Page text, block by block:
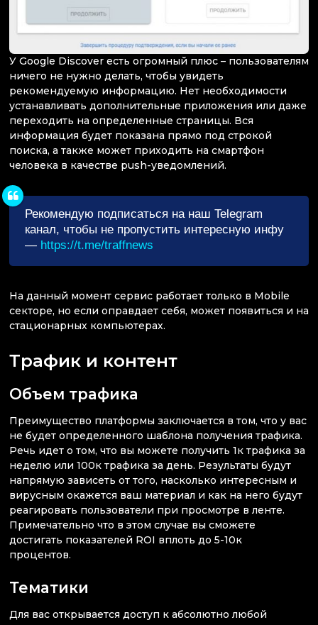
У Google Discover есть огромный плюс – пользователям
ничего не нужно делать, чтобы увидеть
рекомендуемую информацию. Нет необходимости
устанавливать дополнительные приложения или даже
переходить на определенные страницы. Вся
информация будет показана прямо под строкой
поиска, а также может приходить на смартфон
человека в качестве push-уведомлений.
Рекомендую подписаться на наш Telegram
канал, чтобы не пропустить интересную инфу
— https://t.me/traffnews
На данный момент сервис работает только в Mobile
секторе, но если оправдает себя, может появиться и на
стационарных компьютерах.
Трафик и контент
Объем трафика
Преимущество платформы заключается в том, что у вас
не будет определенного шаблона получения трафика.
Речь идет о том, что вы можете получить 1к трафика за
неделю или 100к трафика за день. Результаты будут
напрямую зависеть от того, насколько интересным и
вирусным окажется ваш материал и как на него будут
реагировать пользователи при просмотре в ленте.
Примечательно что в этом случае вы сможете
достигать показателей ROI вплоть до 5-10к
процентов.
Тематики
Для вас открывается доступ к абсолютно любой